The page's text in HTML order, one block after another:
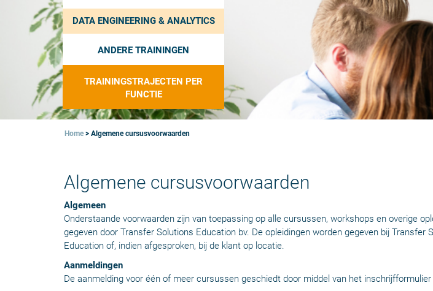
DATA ENGINEERING & ANALYTICS
ANDERE TRAININGEN
TRAININGSTRAJECTEN PER
FUNCTIE
Home > Algemene cursusvoorwaarden
Algemene cursusvoorwaarden
Algemeen
Onderstaande voorwaarden zijn van toepassing op alle cursussen, workshops en overige
gegeven door Transfer Solutions Education bv. De opleidingen worden gegeven bij Transfer
Education of, indien afgesproken, bij de klant op locatie.
Aanmeldingen
De aanmelding voor één of meer cursussen geschiedt door middel van het